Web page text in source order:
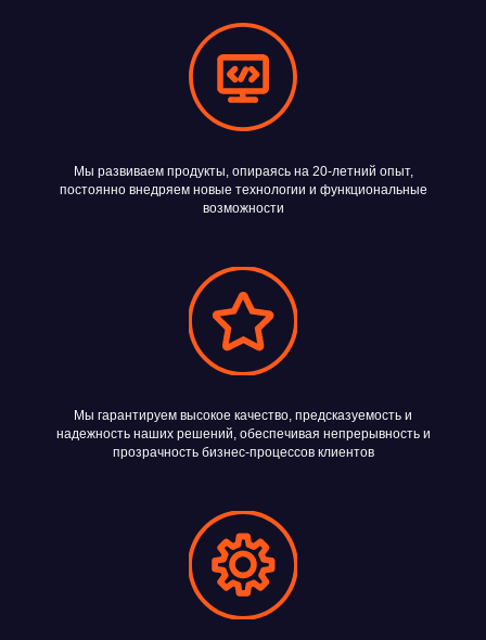
Мы развиваем продукты, опираясь на 20-летний опыт,
постоянно внедряем новые технологии и функциональные
возможности
Мы гарантируем высокое качество, предсказуемость и
надежность наших решений, обеспечивая непрерывность и
прозрачность бизнес-процессов клиентов